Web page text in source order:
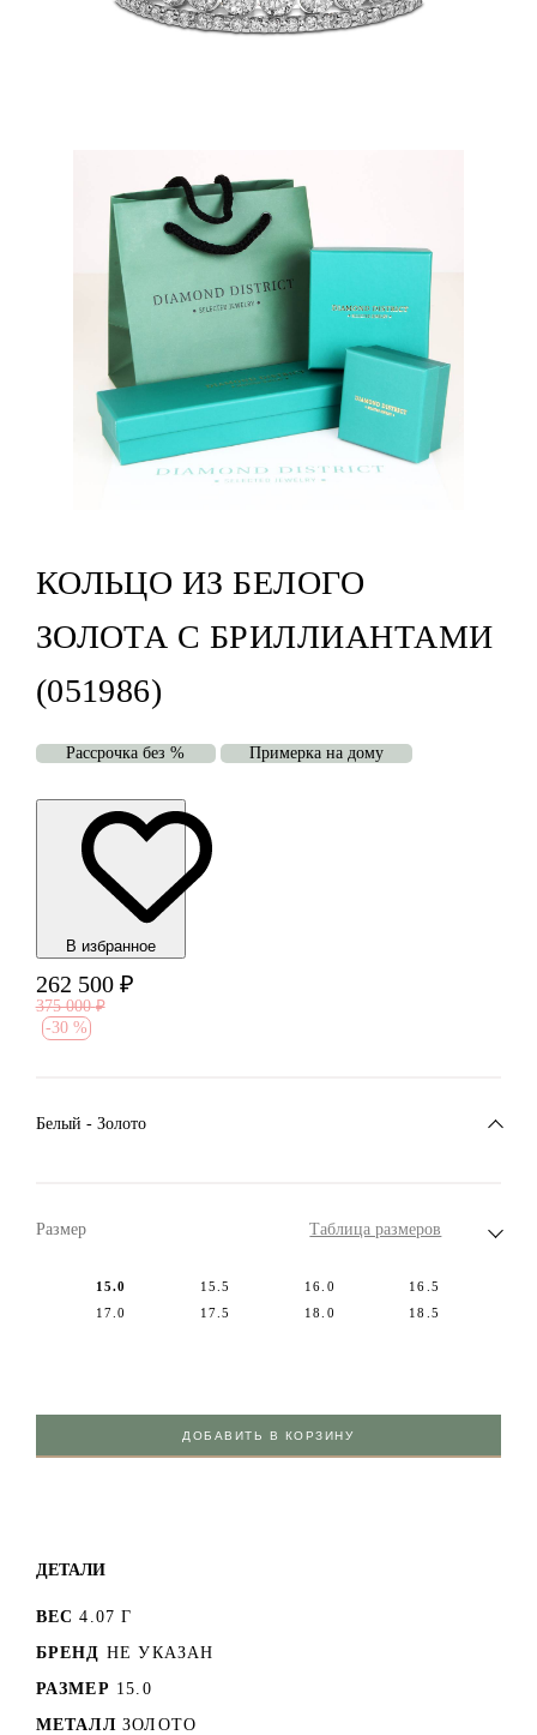
КОЛЬЦО ИЗ БЕЛОГО
ЗОЛОТА С БРИЛЛИАНТАМИ
(051986)
Рассрочка без % Примерка на дому
В избранноe
262 500 ₽
375 000 ₽
-30 %
Белый - Золото
Размер Таблица размеров
15.0 15.5 16.0
16.5
17.0
17.5 18.0 18.5
ДОБАВИТЬ В КОРЗИНУ
ДЕТАЛИ
ВЕС 4.07 Г
БРЕНД НЕ УКАЗАН
РАЗМЕР 15.0
МЕТАЛЛ ЗОЛОТО